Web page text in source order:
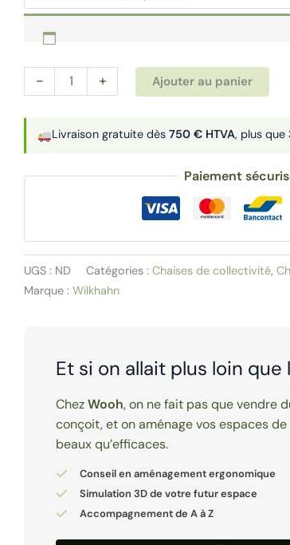
-
quantité
de
Chaise
de
réunion
222/22
+ Ajouter au panier
Paiement
UGS : ND Catégories :Chaises de collectivité,
Marque :Wilkhahn
Livraison gratuite dès750 € HTVA, plus que
Et si on allait plus loin que
ChezWooh, on ne fait pas que vendre
conçoit, et on aménage vos espaces
beaux qu’efficaces.
Conseil en aménagement ergonomique
Simulation 3D de votre futur espace
Accompagnement de A à Z